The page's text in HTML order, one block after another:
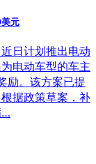
元
日计划推出电动
电动车型的车主
励。该方案已提
据政策草案，补
…